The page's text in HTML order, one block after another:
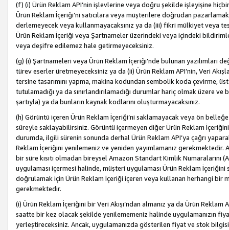
(f) (i) Ürün Reklam API’nin işlevlerine veya doğru şekilde işleyişine
Ürün Reklam İçeriği’ni satıcılara veya müşterilere doğrudan
derlemeyecek veya kullanmayacaksınız ya da (iii) fikri mülkiyet veya
Ürün Reklam İçeriği veya Şartnameler üzerindeki veya içindeki
veya deşifre edilemez hale getirmeyeceksiniz.
(g) (i) Şartnameleri veya Ürün Reklam İçeriği’nde bulunan
türev eserler üretmeyeceksiniz ya da (ii) Ürün Reklam API’nin, Veri
tersine tasarımını yapma, makina kodundan sembolik koda çevirme,
tutulamadığı ya da sınırlandırılamadığı durumlar hariç olmak üzere
şartıyla) ya da bunların kaynak kodlarını oluşturmayacaksınız.
(h) Görüntü içeren Ürün Reklam İçeriği’ni saklamayacak veya ön
süreyle saklayabilirsiniz. Görüntü içermeyen diğer Ürün Reklam
durumda, ilgili sürenin sonunda derhal Ürün Reklam API’ya çağrı
Reklam İçeriğini yenilemeniz ve yeniden yayımlamanız gerekmektedir.
bir süre kısıtı olmadan bireysel Amazon Standart Kimlik Numaralarını
uygulaması içermesi halinde, müşteri uygulaması Ürün Reklam
doğrulamak için Ürün Reklam İçeriği içeren veya kullanan herhangi bir
gerekmektedir.
(i) Ürün Reklam İçeriğini bir Veri Akışı’ndan almanız ya da Ürün
saatte bir kez olacak şekilde yenilememeniz halinde uygulamanızın
yerleştireceksiniz. Ancak, uygulamanızda gösterilen fiyat ve stok